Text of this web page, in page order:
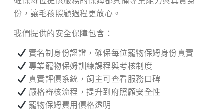
份，讓毛孩照顧過程更放心。
我們提供的安全保障包含：
實名制身份認證，確保每位寵物保姆身份真實
專業寵物保姆訓練課程與考核制度
真實評價系統，飼主可查看服務口碑
嚴格審核流程，提升到府照顧安全性
寵物保姆費用價格透明